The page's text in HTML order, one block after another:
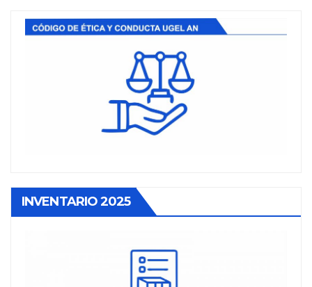
INVENTARIO 2025